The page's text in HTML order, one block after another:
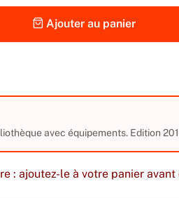
Ajouter au panier
avec équipements. Edition
: ajoutez-le à votre panier